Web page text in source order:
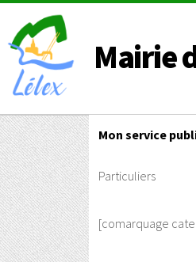
Mairie
Mon service
Particuliers
[comarquage